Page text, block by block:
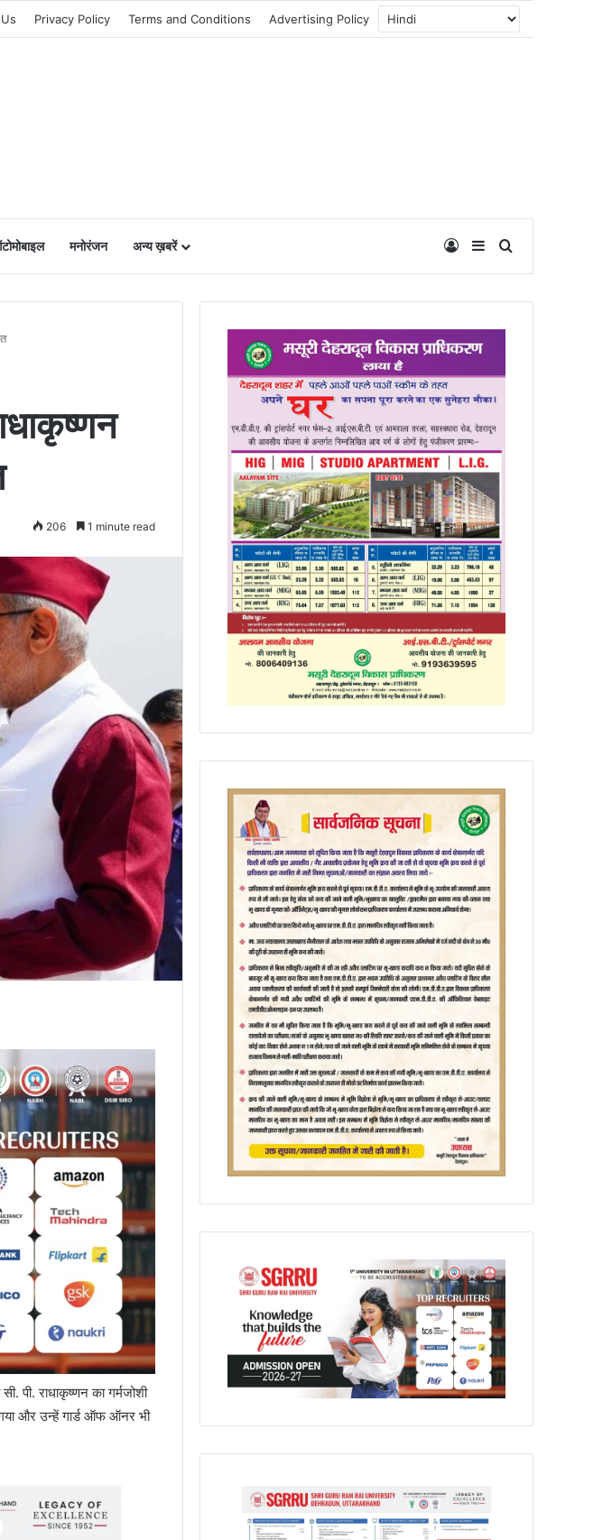
Privacy Policy Terms and Conditions Advertising Policy
मनोरंजन अन्य ख़बरें Log InSidebar
206 1 minute read
पी. राधाकृष्णन का गर्मजोशी
और उन्हें गार्ड ऑफ ऑनर भी